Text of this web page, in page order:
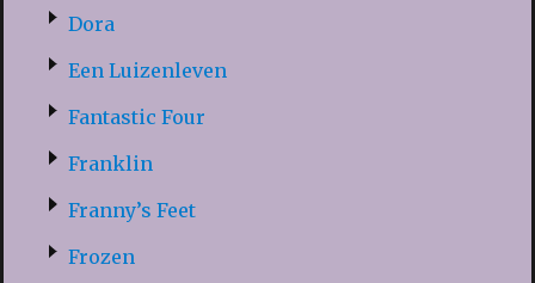
Dora
Een Luizenleven
Fantastic Four
Franklin
Franny’s Feet
Frozen